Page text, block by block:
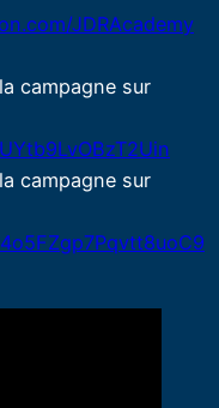
JDRAcademy
campagne sur
campagne sur